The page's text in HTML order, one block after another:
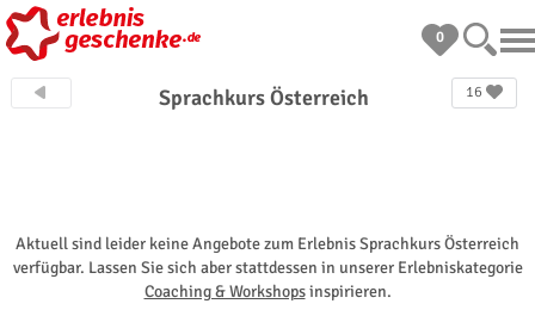
0
16
Sprachkurs Österreich
Aktuell sind leider keine Angebote zum Erlebnis Sprachkurs Österreich
verfügbar. Lassen Sie sich aber stattdessen in unserer Erlebniskategorie
Coaching & Workshopsinspirieren.